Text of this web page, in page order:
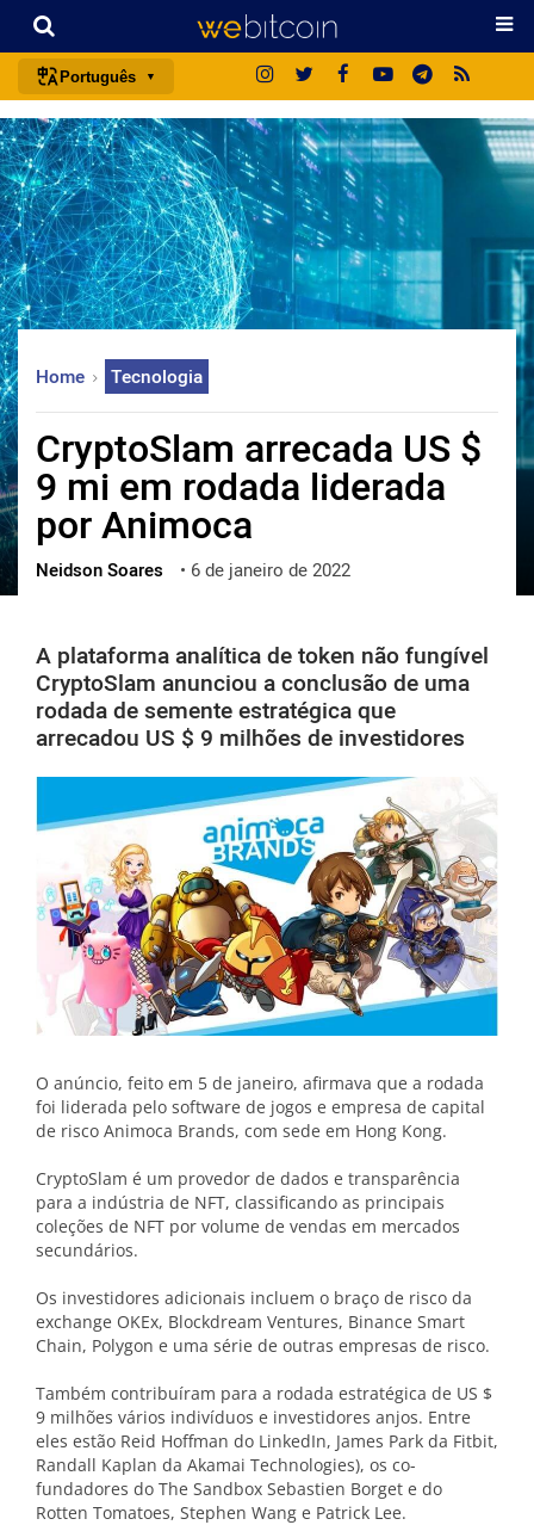
Português
português (BR)
english
español
français
italiano
deutsch
中文
한국어
العربية
ไทย
ქართული
vietnamese
Home Tecnologia
CryptoSlam arrecada US $
9 mi em rodada liderada
por Animoca
Neidson Soares • 6 de janeiro de 2022
A plataforma analítica de token não fungível
CryptoSlam anunciou a conclusão de uma
rodada de semente estratégica que
arrecadou US $ 9 milhões de investidores
O anúncio, feito em 5 de janeiro, afirmava que a rodada
foi liderada pelo software de jogos e empresa de capital
de risco Animoca Brands, com sede em Hong Kong.
CryptoSlam é um provedor de dados e transparência
para a indústria de NFT, classificando as principais
coleções de NFT por volume de vendas em mercados
secundários.
Os investidores adicionais incluem o braço de risco da
exchange OKEx, Blockdream Ventures, Binance Smart
Chain, Polygon e uma série de outras empresas de risco.
Também contribuíram para a rodada estratégica de US $
9 milhões vários indivíduos e investidores anjos. Entre
eles estão Reid Hoffman do LinkedIn, James Park da Fitbit,
Randall Kaplan da Akamai Technologies), os co-
fundadores do The Sandbox Sebastien Borget e do
Rotten Tomatoes, Stephen Wang e Patrick Lee.